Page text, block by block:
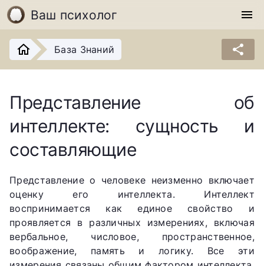
Ваш психолог menu
База Знаний share
Представление об
интеллекте: сущность и
составляющие
Представление о человеке неизменно включает
оценку его интеллекта. Интеллект
воспринимается как единое свойство и
проявляется в различных измерениях, включая
вербальное, числовое, пространственное,
воображение, память и логику. Все эти